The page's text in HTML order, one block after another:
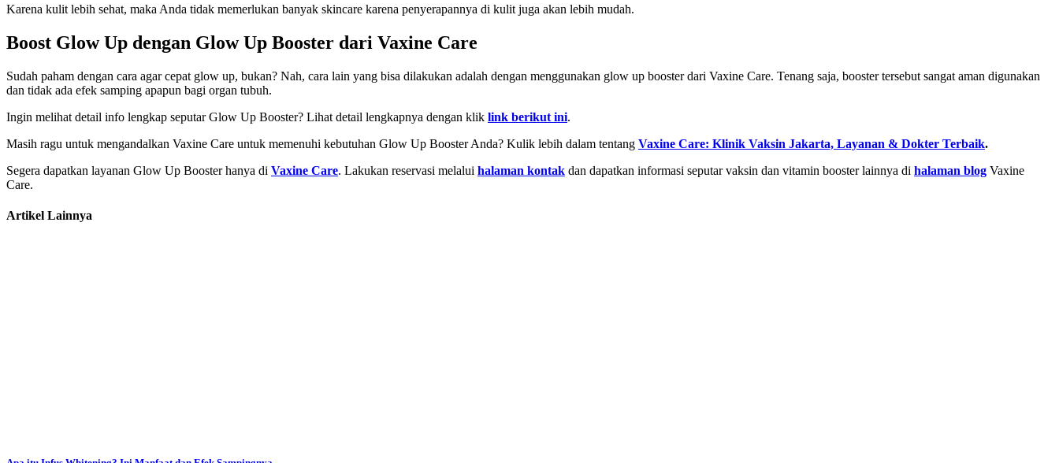
Karena kulit lebih sehat, maka Anda tidak memerlukan banyak skincare karena penyerapannya di kulit juga akan lebih mudah.
Boost Glow Up dengan Glow Up Booster dari Vaxine Care
Sudah paham dengan cara agar cepat glow up, bukan? Nah, cara lain yang bisa dilakukan adalah dengan menggunakan glow up booster dari Vaxine Care. Tenang saja, booster tersebut sangat aman digunakan
dan tidak ada efek samping apapun bagi organ tubuh.
Ingin melihat detail info lengkap seputar Glow Up Booster? Lihat detail lengkapnya dengan klik link berikut ini.
Masih ragu untuk mengandalkan Vaxine Care untuk memenuhi kebutuhan Glow Up Booster Anda? Kulik lebih dalam tentang Vaxine Care: Klinik Vaksin Jakarta, Layanan & Dokter Terbaik.
Segera dapatkan layanan Glow Up Booster hanya di Vaxine Care. Lakukan reservasi melalui halaman kontak dan dapatkan informasi seputar vaksin dan vitamin booster lainnya di halaman blog Vaxine
Care.
Artikel Lainnya